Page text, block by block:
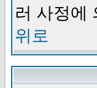
러 사정에
위로